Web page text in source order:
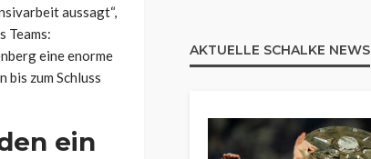
aussagt“,
Teams:
eine enorme
zum Schluss
ein
AKTUELLE SCHALKE NEWS